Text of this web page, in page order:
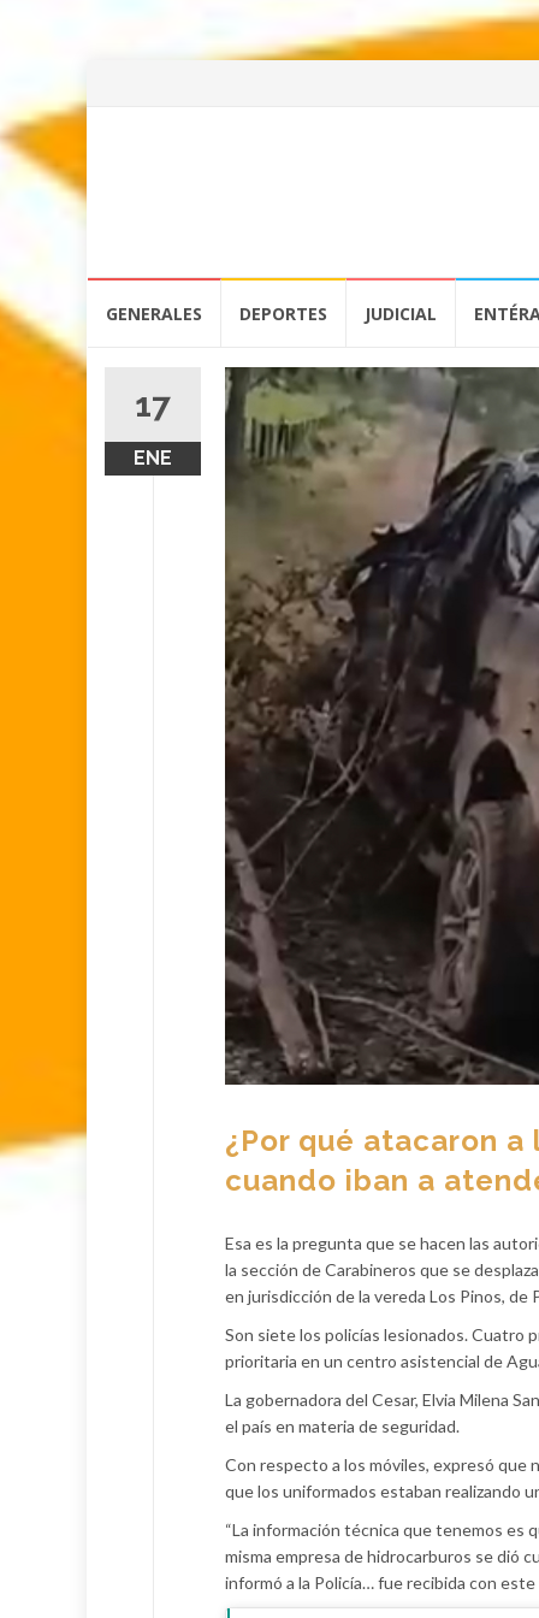
GENERALES DEPORTES JUDICIAL
17
ENE
¿Por qué atacaron
cuando iban a
Esa es la pregunta que se hacen las
la sección de Carabineros que se
en jurisdicción de la vereda Los Pinos, de
Son siete los policías lesionados. Cuatro
prioritaria en un centro asistencial de
La gobernadora del Cesar, Elvia Milena
el país en materia de seguridad.
Con respecto a los móviles, expresó que
que los uniformados estaban realizando
“La información técnica que tenemos es
misma empresa de hidrocarburos se dió
informó a la Policía… fue recibida con